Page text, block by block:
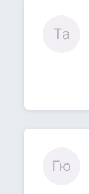
Tа
Гю